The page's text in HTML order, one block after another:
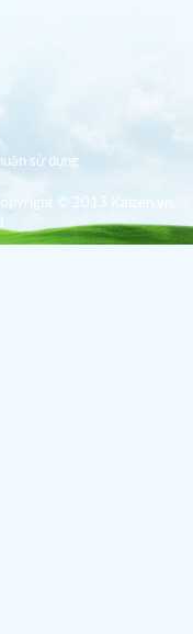
sử dụng
© 2013 Kaizen.vn.